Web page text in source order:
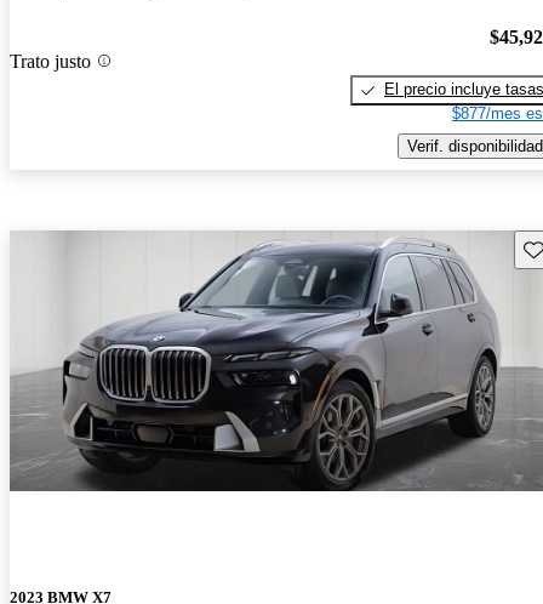
Trato justo
El precio incluye tasas
$877/mes
Verif. disponibilidad
2023 BMW X7